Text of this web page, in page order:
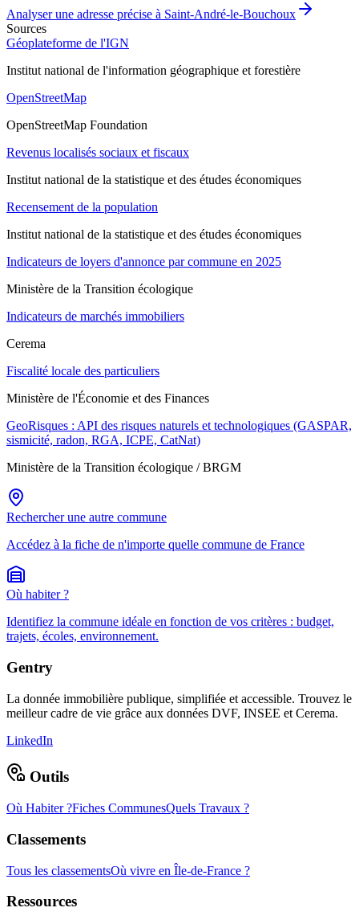
Analyser une adresse précise à Saint-André-le-Bouchoux
Sources
Géoplateforme de l'IGN
Institut national de l'information géographique et forestière
OpenStreetMap
OpenStreetMap Foundation
Revenus localisés sociaux et fiscaux
Institut national de la statistique et des études économiques
Recensement de la population
Institut national de la statistique et des études économiques
Indicateurs de loyers d'annonce par commune en 2025
Ministère de la Transition écologique
Indicateurs de marchés immobiliers
Cerema
Fiscalité locale des particuliers
Ministère de l'Économie et des Finances
GeoRisques : API des risques naturels et technologiques (GASPAR,
sismicité, radon, RGA, ICPE, CatNat)
Ministère de la Transition écologique / BRGM
Rechercher une autre commune
Accédez à la fiche de n'importe quelle commune de France
Où habiter ?
Identifiez la commune idéale en fonction de vos critères : budget,
trajets, écoles, environnement.
Gentry
La donnée immobilière publique, simplifiée et accessible. Trouvez le
meilleur cadre de vie grâce aux données DVF, INSEE et Cerema.
LinkedIn
Outils
Où Habiter ?Fiches CommunesQuels Travaux ?
Classements
Tous les classementsOù vivre en Île-de-France ?
Ressources